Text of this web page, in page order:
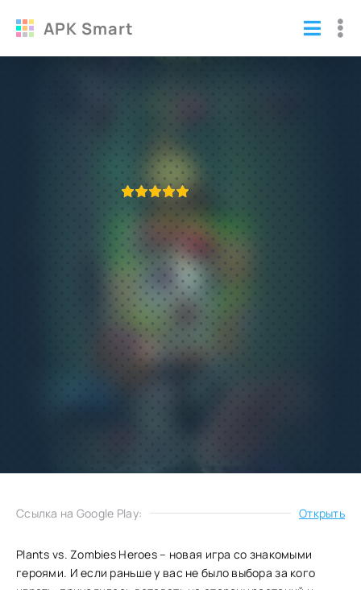
APK Smart
ПРИЛОЖЕНИЕ ПРОВЕРЕНО
Ссылка на Google Play: Открыть
Plants vs. Zombies Heroes – новая игра со знакомыми
героями. И если раньше у вас не было выбора за кого